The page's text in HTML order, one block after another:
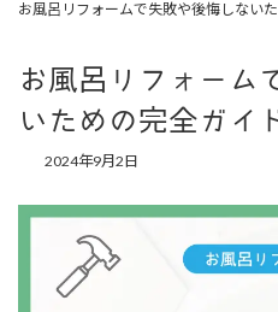
お風呂リフォームで失敗や後悔しない
お風呂リフォーム
いための完全ガイ
2024年9月2日